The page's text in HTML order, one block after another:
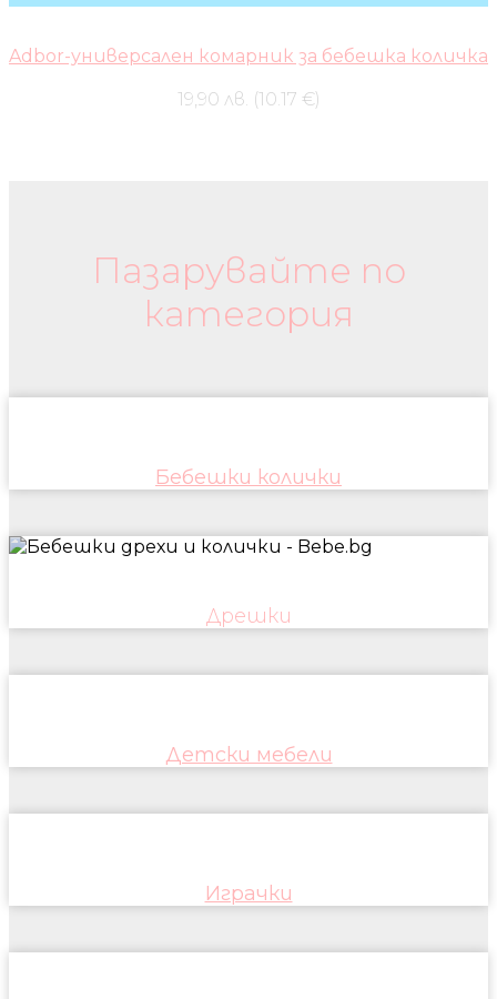
Adbor-универсален комарник за бебешка количка
19,90 лв. (10.17 €)
Пазарувайте по
категория
Бебешки колички
Дрешки
Детски мебели
Играчки